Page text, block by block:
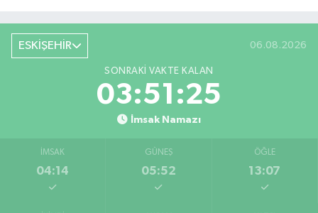
ESKİŞEHİR 06.08.2026
SONRAKI VAKTE KALAN
03:51:25
İmsak Namazı
İMSAK
04:14
GÜNEŞ
05:52
ÖĞLE
13:07